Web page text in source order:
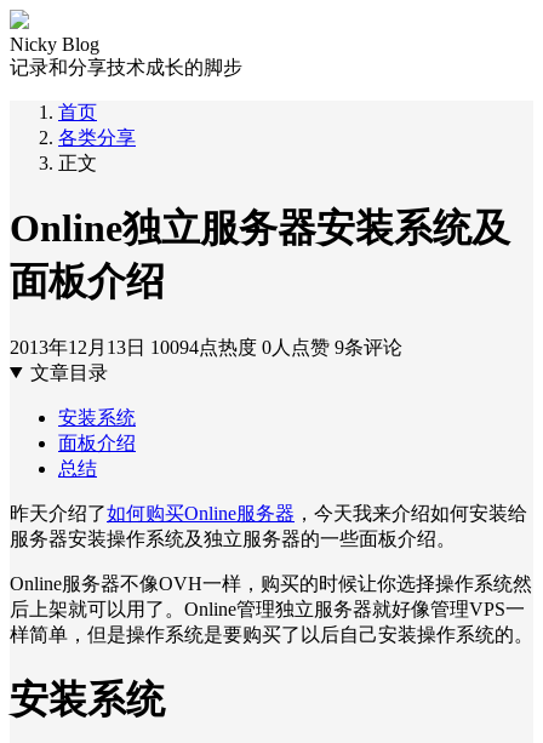
Nicky Blog
记录和分享技术成长的脚步
首页
各类分享
正文
Online独立服务器安装系统及
面板介绍
2013年12月13日 10094点热度 0人点赞 9条评论
文章目录
安装系统
面板介绍
总结
昨天介绍了如何购买Online服务器 ，今天我来介绍如何安装给
服务器安装操作系统及独立服务器的一些面板介绍。
Online服务器不像OVH一样，购买的时候让你选择操作系统然
后上架就可以用了。Online管理独立服务器就好像管理VPS一
样简单，但是操作系统是要购买了以后自己安装操作系统的。
安装系统